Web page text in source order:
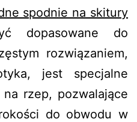
spodnie na skitury
dopasowane do
rozwiązaniem,
jest specjalne
rzep, pozwalające
do obwodu w